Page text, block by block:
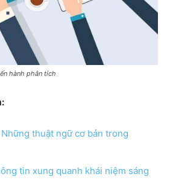
hành phân tích
thuật ngữ cơ bản trong
tin xung quanh khái niệm sáng